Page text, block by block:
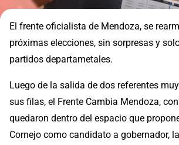
El frente oficialista de Mendoza, se
próximas elecciones, sin sorpresas y
partidos departametales.
Luego de la salida de dos referentes
sus filas, el Frente Cambia Mendoza,
quedaron dentro del espacio que
Cornejo como candidato a gobernador, la